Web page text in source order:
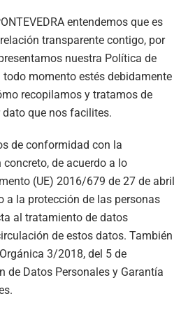
entendemos que es
transparente contigo, por
nuestra Política de
todo momento estés debidamente
recopilamos y tratamos de
que nos facilites.
de conformidad con la
concreto, de acuerdo a lo
(UE) 2016/679 de 27 de abril
a la protección de las personas
al tratamiento de datos
de estos datos. También
3/2018, del 5 de
de Datos Personales y Garantía